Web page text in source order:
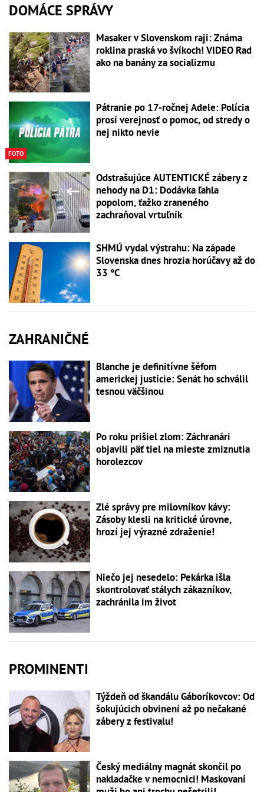
DOMÁCE SPRÁVY
Masaker v Slovenskom raji: Známa
roklina praská vo švíkoch! VIDEO Rad
ako na banány za socializmu
FOTO
Pátranie po 17-ročnej Adele: Polícia
prosí verejnosť o pomoc, od stredy o
nej nikto nevie
Odstrašujúce AUTENTICKÉ zábery z
nehody na D1: Dodávka ľahla
popolom, ťažko zraneného
zachraňoval vrtuľník
SHMÚ vydal výstrahu: Na západe
Slovenska dnes hrozia horúčavy až do
33 °C
ZAHRANIČNÉ
Blanche je definitívne šéfom
americkej justície: Senát ho schválil
tesnou väčšinou
Po roku prišiel zlom: Záchranári
objavili päť tiel na mieste zmiznutia
horolezcov
Zlé správy pre milovníkov kávy:
Zásoby klesli na kritické úrovne,
hrozí jej výrazné zdraženie!
Niečo jej nesedelo: Pekárka išla
skontrolovať stálych zákazníkov,
zachránila im život
PROMINENTI
Týždeň od škandálu Gáboríkovcov: Od
šokujúcich obvinení až po nečakané
zábery z festivalu!
Český mediálny magnát skončil po
nakladačke v nemocnici! Maskovaní